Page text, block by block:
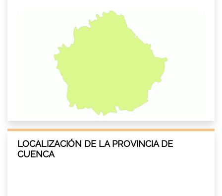
LOCALIZACIÓN DE LA PROVINCIA DE
CUENCA